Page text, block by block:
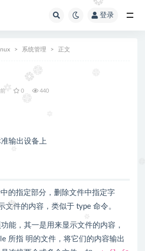
登录
系统管理 正文
0 440
输出设备上
的指定部分，删除文件中指定字
文件的内容，类似于 type 命令。
能，其一是用来显示文件的内容，
所指 明的文件，将它们的内容输出